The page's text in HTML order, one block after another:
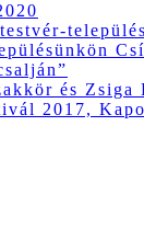
és Zsiga
2017,